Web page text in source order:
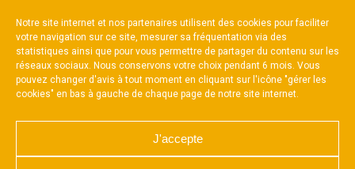
Notre site internet et nos partenaires utilisent des cookies pour faciliter
votre navigation sur ce site, mesurer sa fréquentation via des
statistiques ainsi que pour vous permettre de partager du contenu sur les
réseaux sociaux. Nous conservons votre choix pendant 6 mois. Vous
pouvez changer d'avis à tout moment en cliquant sur l'icône "gérer les
cookies" en bas à gauche de chaque page de notre site internet.
J'accepte
Partenaire constructeur